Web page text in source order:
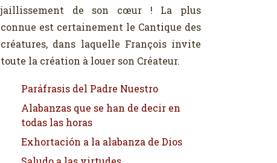
jaillissement de son cœur ! La plus
connue est certainement le Cantique des
créatures, dans laquelle François invite
toute la création à louer son Créateur.
Paráfrasis del Padre Nuestro
Alabanzas que se han de decir en
todas las horas
Exhortación a la alabanza de Dios